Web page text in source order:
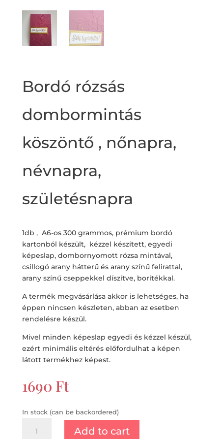
Bordó rózsás
dombormintás
köszöntő , nőnapra,
névnapra,
születésnapra
1db , A6-os 300 grammos, prémium bordó
kartonból készült, kézzel készített, egyedi
képeslap, dombornyomott rózsa mintával,
csillogó arany hátterű és arany színű felirattal,
arany színű cseppekkel díszítve, borítékkal.
A termék megvásárlása akkor is lehetséges, ha
éppen nincsen készleten, abban az esetben
rendelésre készül.
Mivel minden képeslap egyedi és kézzel készül,
ezért minimális eltérés előfordulhat a képen
látott termékhez képest.
1690 Ft
In stock (can be backordered)
rózsás
Add to cart